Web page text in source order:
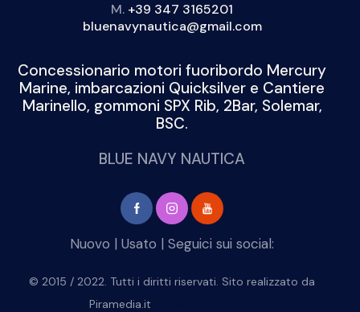
M. +39 347 3165201
bluenavynautica@gmail.com
Concessionario motori fuoribordo Mercury
Marine, imbarcazioni Quicksilver e Cantiere
Marinello, gommoni SPX Rib, 2Bar, Solemar,
BSC.
BLUE NAVY NAUTICA
© 2015 / 2022. Tutti i diritti riservati. Sito realizzato da
Piramedia.it
Nuovo | Usato | Seguici sui social: